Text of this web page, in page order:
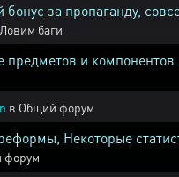
за пропаганду,
Ловим баги
и
в Общий форум
Некоторые
форум